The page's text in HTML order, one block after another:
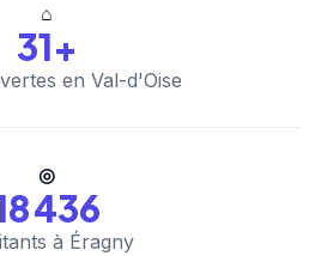
⌂
31+
en Val-d'Oise
◎
436
à Éragny